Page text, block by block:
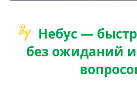
Небус —
без ожиданий